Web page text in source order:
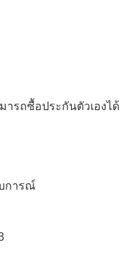
รถซื้อประกันตัวเองได้
การณ์